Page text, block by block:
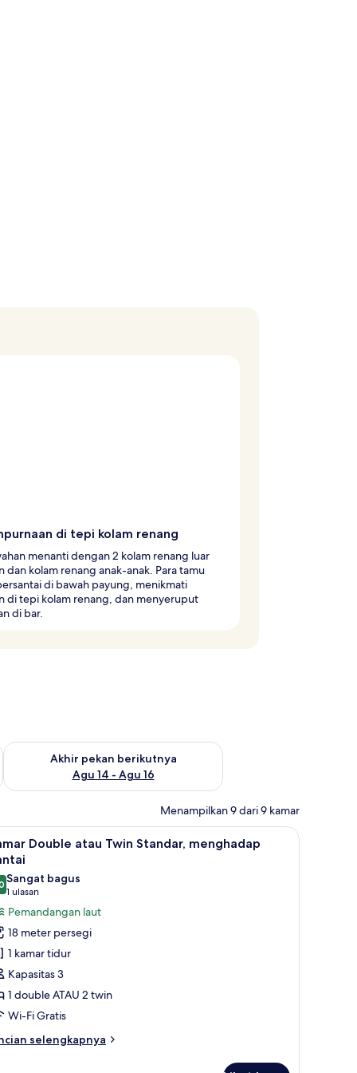
di tepi kolam renang
menanti dengan 2 kolam renang luar
dan kolam renang anak-anak. Para tamu
di bawah payung, menikmati
di tepi kolam renang, dan menyeruput
di bar.
Agu 7 - Agu 9
Akhir pekan berikutnya
Agu 14 - Agu 16
Periksa ketersediaan untuk akhir pekan berikutnya Agu 14 -
Menampilkan 9 dari 9 kamar
| Seprai antialergi, selimut bulu angsa, dan bantalan ekstra lembut
Kamar Double atau Twin Standar,
10
Double atau Twin Standar, menghadap
dari 10
Sangat bagus
1 ulasan
(1
ulasan)
Pemandangan laut
18 meter persegi
1 kamar tidur
Kapasitas 3
1 double ATAU 2 twin
Wi-Fi Gratis
selengkapnya